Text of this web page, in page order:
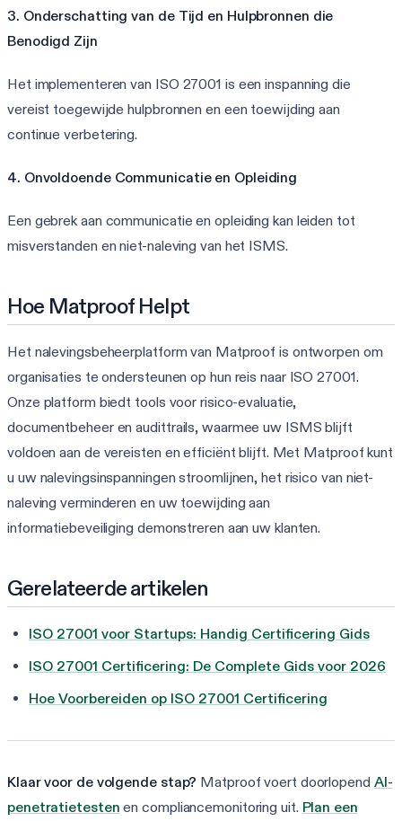
3. Onderschatting van de Tijd en Hulpbronnen die
Benodigd Zijn
Het implementeren van ISO 27001 is een inspanning die
vereist toegewijde hulpbronnen en een toewijding aan
continue verbetering.
4. Onvoldoende Communicatie en Opleiding
Een gebrek aan communicatie en opleiding kan leiden tot
misverstanden en niet-naleving van het ISMS.
Hoe Matproof Helpt
Het nalevingsbeheerplatform van Matproof is ontworpen om
organisaties te ondersteunen op hun reis naar ISO 27001.
Onze platform biedt tools voor risico-evaluatie,
documentbeheer en audittrails, waarmee uw ISMS blijft
voldoen aan de vereisten en efficiënt blijft. Met Matproof kunt
u uw nalevingsinspanningen stroomlijnen, het risico van niet-
naleving verminderen en uw toewijding aan
informatiebeveiliging demonstreren aan uw klanten.
Gerelateerde artikelen
ISO 27001 voor Startups: Handig Certificering Gids
ISO 27001 Certificering: De Complete Gids voor 2026
Hoe Voorbereiden op ISO 27001 Certificering
Klaar voor de volgende stap? Matproof voert doorlopend AI-
penetratietesten en compliancemonitoring uit. Plan een